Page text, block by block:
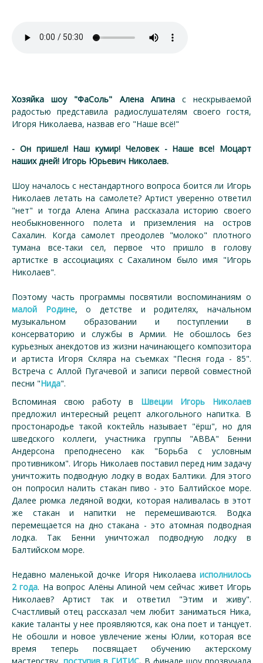
Хозяйка шоу "ФаСоль" Алена Апинас нескрываемой
радостью представила радиослушателям своего гостя,
Игоря Николаева, назвав его "Наше всё!"
- Он пришел! Наш кумир! Человек - Наше все! Моцарт
наших дней! Игорь Юрьевич Николаев.
Шоу началось с нестандартного вопроса боится ли Игорь
Николаев летать на самолете? Артист уверенно ответил
"нет" и тогда Алена Апина рассказала историю своего
необыкновенного полета и приземления на остров
Сахалин. Когда самолет преодолев "молоко" плотного
тумана все-таки сел, первое что пришло в голову
артистке в ассоциациях с Сахалином было имя "Игорь
Николаев".
Поэтому часть программы посвятили воспоминаниям о
малой Родине, о детстве и родителях, начальном
музыкальном образовании и поступлении в
консерваторию и службы в Армии. Не обошлось без
курьезных анекдотов из жизни начинающего композитора
и артиста Игоря Скляра на съемках "Песня года - 85".
Встреча с Аллой Пугачевой и записи первой совместной
песни "Нида".
Вспоминая свою работу в Швеции Игорь Николаев
предложил интересный рецепт алкогольного напитка. В
простонародье такой коктейль называет "ёрш", но для
шведского коллеги, участника группы "ABBA" Бенни
Андерсона преподнесено как "Борьба с условным
противником". Игорь Николаев поставил перед ним задачу
уничтожить подводную лодку в водах Балтики. Для этого
он попросил налить стакан пиво - это Балтийское море.
Далее рюмка ледяной водки, которая наливалась в этот
же стакан и напитки не перемешиваются. Водка
перемещается на дно стакана - это атомная подводная
лодка. Так Бенни уничтожал подводную лодку в
Балтийском море.
Недавно маленькой дочке Игоря Николаева исполнилось
2 года. На вопрос Алёны Апиной чем сейчас живет Игорь
Николаев? Артист так и ответил "Этим и живу".
Счастливый отец рассказал чем любит заниматься Ника,
какие таланты у нее проявляются, как она поет и танцует.
Не обошли и новое увлечение жены Юлии, которая все
время теперь посвящает обучению актерскому